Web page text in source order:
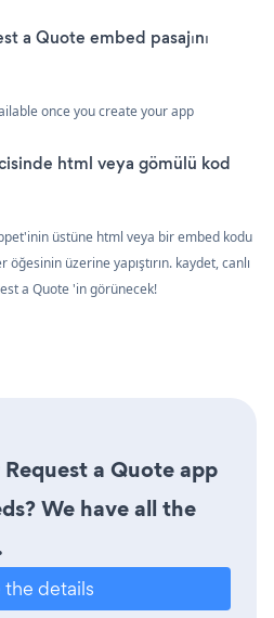
a Quote embed pasajını
once you create your app
html veya gömülü kod
üstüne html veya bir embed kodu
üzerine yapıştırın. kaydet, canlı
a Quote 'in görünecek!
a Quote app
We have all the
the details